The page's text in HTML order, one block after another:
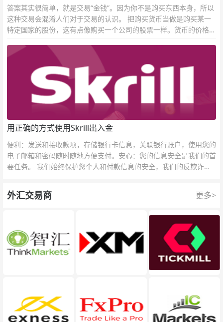
答案其实很简单，就是交易“金钱”。因为你不是购买东西本身，所以
这种交易会混淆人们对于交易的认识。 把购买货币当做是购买某一
特定国家的股份，这有点像购买一个公司的股票一样。货币的价格直
用正确的方式使用Skrill出入金
便利：发送和接收款项，存储银行卡信息，关联银行账户，使用您的
电子邮箱和密码随时随地方便支付。安心：您的信息安全是我们的首
要任务。 我们始终保护您个人和付款信息的安全，我们的反欺诈团
外汇交易商 更多>